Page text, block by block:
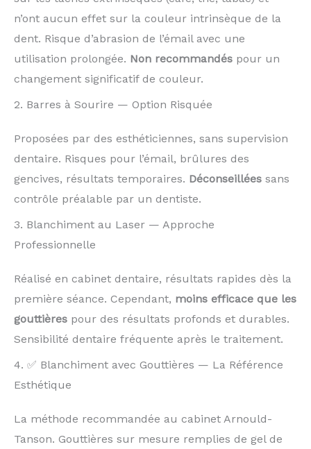
n’ont aucun effet sur la couleur intrinsèque de la
dent. Risque d’abrasion de l’émail avec une
utilisation prolongée. Non recommandés pour un
changement significatif de couleur.
2. Barres à Sourire — Option Risquée
Proposées par des esthéticiennes, sans supervision
dentaire. Risques pour l’émail, brûlures des
gencives, résultats temporaires. Déconseillées sans
contrôle préalable par un dentiste.
3. Blanchiment au Laser — Approche
Professionnelle
Réalisé en cabinet dentaire, résultats rapides dès la
première séance. Cependant, moins efficace que les
gouttières pour des résultats profonds et durables.
Sensibilité dentaire fréquente après le traitement.
4. ✅ Blanchiment avec Gouttières — La Référence
Esthétique
La méthode recommandée au cabinet Arnould-
Tanson. Gouttières sur mesure remplies de gel de